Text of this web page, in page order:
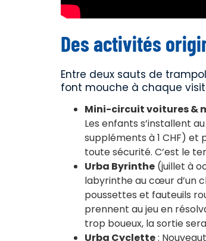
Des activités
Entre deux sauts de
font mouche à chaque
Mini-circuit voitures &
Les enfants s’installent
suppléments à 1 CHF) et
toute sécurité. C’est le
Urba Byrinthe (juillet à
labyrinthe au cœur d’un
poussettes et fauteuils
prennent au jeu en
trop boueux, la sortie
Urba Cyclette: